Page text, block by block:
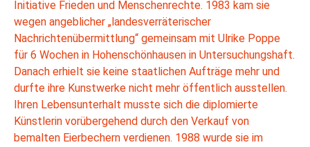
Initiative Frieden und Menschenrechte. 1983 kam sie
wegen angeblicher „lan­desverräterischer
Nachrichtenübermittlung“ gemeinsam mit Ulrike Poppe
für 6 Wo­chen in Hohenschönhausen in Untersuchungshaft.
Danach erhielt sie keine staatli­chen Aufträge mehr und
durfte ihre Kunstwerke nicht mehr öffentlich ausstellen.
Ih­ren Lebensunterhalt musste sich die diplomierte
Künstlerin vorübergehend durch den Verkauf von
bemalten Eierbechern verdienen. 1988 wurde sie im